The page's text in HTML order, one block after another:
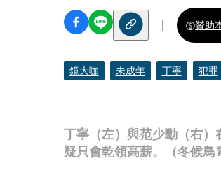
丁寧（左）與范少勳（右
疑只會乾領高薪。（冬候鳥
贊助
鏡大咖 未成年 丁寧 犯罪